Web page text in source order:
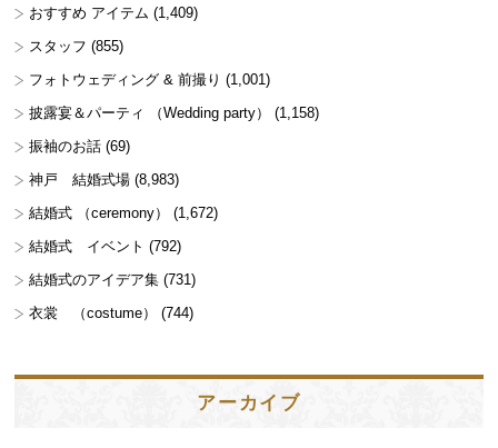
おすすめ アイテム (1,409)
スタッフ (855)
フォトウェディング & 前撮り (1,001)
披露宴＆パーティ （Wedding party）
(1,158)
振袖のお話 (69)
神戸 結婚式場 (8,983)
結婚式 （ceremony）
(1,672)
結婚式 イベント (792)
結婚式のアイデア集 (731)
衣裳 （costume）
(744)
アーカイブ